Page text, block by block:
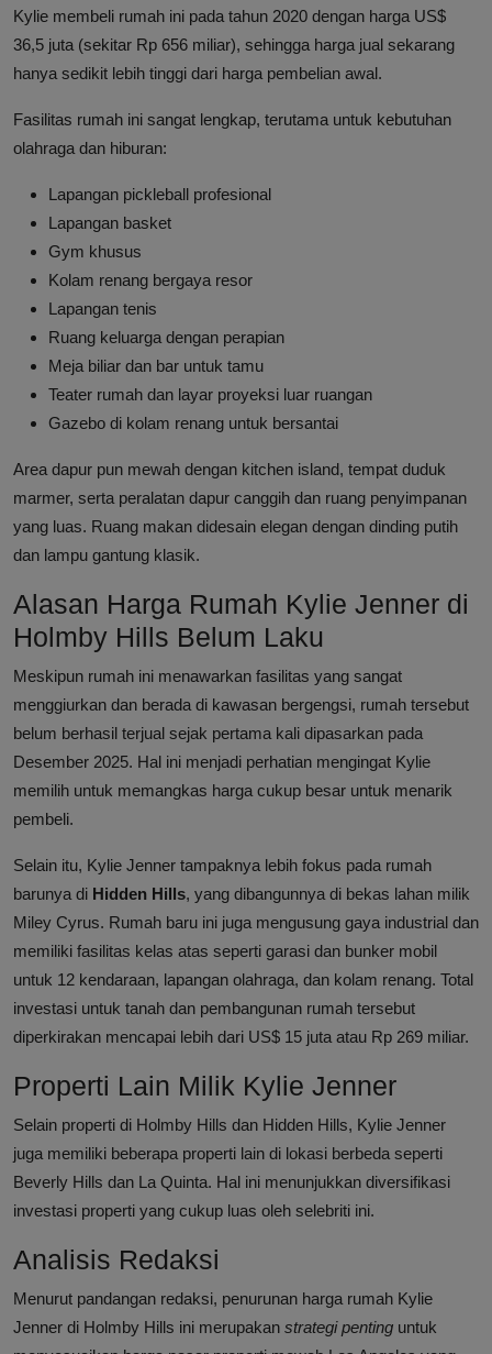
Kylie membeli rumah ini pada tahun 2020 dengan harga US$
36,5 juta (sekitar Rp 656 miliar), sehingga harga jual sekarang
hanya sedikit lebih tinggi dari harga pembelian awal.
Fasilitas rumah ini sangat lengkap, terutama untuk kebutuhan
olahraga dan hiburan:
Lapangan pickleball profesional
Lapangan basket
Gym khusus
Kolam renang bergaya resor
Lapangan tenis
Ruang keluarga dengan perapian
Meja biliar dan bar untuk tamu
Teater rumah dan layar proyeksi luar ruangan
Gazebo di kolam renang untuk bersantai
Area dapur pun mewah dengan kitchen island, tempat duduk
marmer, serta peralatan dapur canggih dan ruang penyimpanan
yang luas. Ruang makan didesain elegan dengan dinding putih
dan lampu gantung klasik.
Alasan Harga Rumah Kylie Jenner di
Holmby Hills Belum Laku
Meskipun rumah ini menawarkan fasilitas yang sangat
menggiurkan dan berada di kawasan bergengsi, rumah tersebut
belum berhasil terjual sejak pertama kali dipasarkan pada
Desember 2025. Hal ini menjadi perhatian mengingat Kylie
memilih untuk memangkas harga cukup besar untuk menarik
pembeli.
Selain itu, Kylie Jenner tampaknya lebih fokus pada rumah
barunya di Hidden Hills, yang dibangunnya di bekas lahan milik
Miley Cyrus. Rumah baru ini juga mengusung gaya industrial dan
memiliki fasilitas kelas atas seperti garasi dan bunker mobil
untuk 12 kendaraan, lapangan olahraga, dan kolam renang. Total
investasi untuk tanah dan pembangunan rumah tersebut
diperkirakan mencapai lebih dari US$ 15 juta atau Rp 269 miliar.
Properti Lain Milik Kylie Jenner
Selain properti di Holmby Hills dan Hidden Hills, Kylie Jenner
juga memiliki beberapa properti lain di lokasi berbeda seperti
Beverly Hills dan La Quinta. Hal ini menunjukkan diversifikasi
investasi properti yang cukup luas oleh selebriti ini.
Analisis Redaksi
Menurut pandangan redaksi, penurunan harga rumah Kylie
Jenner di Holmby Hills ini merupakan strategi penting untuk